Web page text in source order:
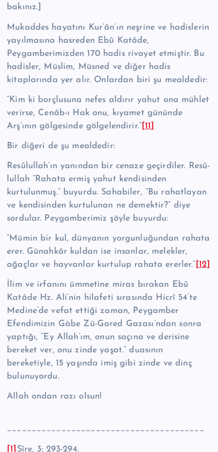
bakınız.]
Mukaddes hayatını Kur’ân’ın neşrine ve hadislerin
yayılmasına hasreden Ebû Katâde,
Peygamberimizden 170 hadis rivayet etmiştir. Bu
hadisler, Müs­lim, Müsned ve diğer hadis
kitaplarında yer alır. Onlardan biri şu mealde­dir:
“Kim ki borçlusuna nefes aldırır yahut ona mühlet
verirse, Cenâb-ı Hak onu, kıyamet gününde
Arş’ının gölgesinde gölgelendirir.” [11]
Bir diğeri de şu mealdedir:
Re­sû­lul­lah’ın yanından bir cenaze geçirdiler. Re­sû­
lul­lah “Rahata ermiş yahut kendisinden
kurtulunmuş.” buyurdu. Sahabiler, “Bu rahatlayan
ve kendisinden kurtulunan ne demektir?” diye
sordular. Peygamberimiz şöyle buyurdu:
“Mümin bir kul, dünyanın yorgunluğundan rahata
erer. Günahkâr kuldan ise insanlar, melekler,
ağaçlar ve hayvanlar kurtulup rahata ererler.” [12]
İlim ve irfanını ümmetine miras bırakan Ebû
Katâde Hz. Ali’nin hilafeti sıra­sında Hicrî 54’te
Medine’de vefat ettiği zaman, Peygamber
Efendimizin Gàbe Zü-Gared Gazası’ndan sonra
yaptığı, “Ey Allah’ım, onun saçına ve derisine
bere­ket ver, onu zinde yaşat.” duasının
bereketiyle, 15 yaşında imiş gibi zinde ve dinç
bulunuyordu.
Allah ondan razı olsun!
________________________________________
[1] Sîre, 3: 293-294.